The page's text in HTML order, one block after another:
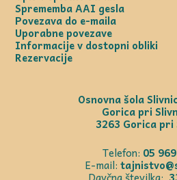
Sprememba AAI gesla
Povezava do e-maila
Uporabne povezave
Informacije v dostopni obliki
Rezervacije
Osnovna šola
Gorica pri
3263 Gorica pri
Telefon: 05
E-mail: